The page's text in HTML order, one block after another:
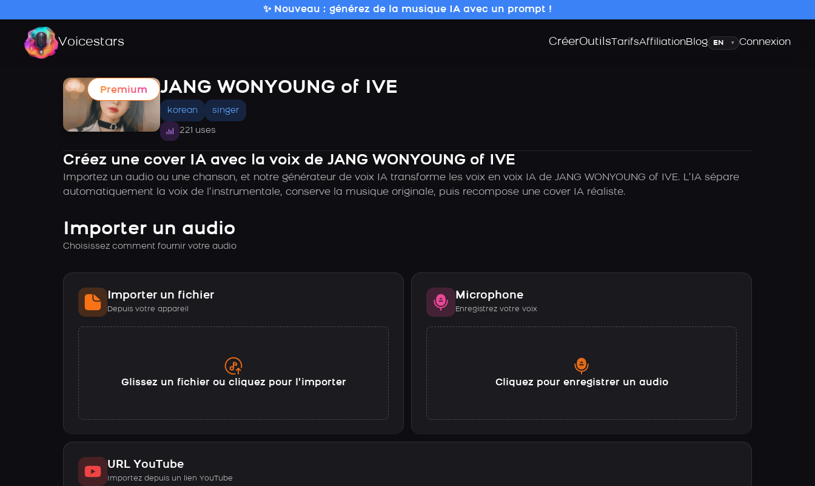
✨ Nouveau : générez de la musique IA avec un prompt !
Voicestars CréerOutils TarifsAffiliationBlogLangue
▾ Connexion
Premium JANG WONYOUNG of IVE
korean singer
221 uses
Créez une cover IA avec la voix de JANG WONYOUNG of IVE
Importez un audio ou une chanson, et notre générateur de voix IA transforme les voix en voix IA de JANG WONYOUNG of IVE. L’IA sépare
automatiquement la voix de l’instrumentale, conserve la musique originale, puis recompose une cover IA réaliste.
Importer un audio
Choisissez comment fournir votre audio
Importer un fichier
Depuis votre appareil
Glissez un fichier ou cliquez pour l’importer
Microphone
Enregistrez votre voix
Cliquez pour enregistrer un audio
URL YouTube
Importez depuis un lien YouTube